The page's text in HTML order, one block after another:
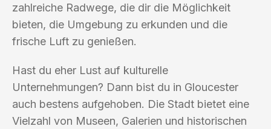
zahlreiche Radwege, die dir die Möglichkeit
bieten, die Umgebung zu erkunden und die
frische Luft zu genießen.
Hast du eher Lust auf kulturelle
Unternehmungen? Dann bist du in Gloucester
auch bestens aufgehoben. Die Stadt bietet eine
Vielzahl von Museen, Galerien und historischen